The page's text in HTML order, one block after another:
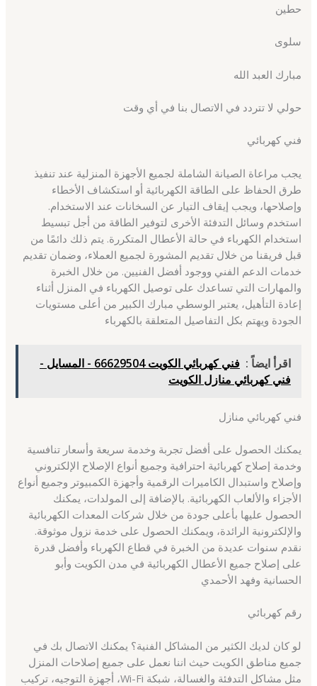
حطين
سلوى
مبارك العبد الله
حولي لا تتردد في الاتصال بنا في أي وقت
فني كهربائي
يجب مراعاة الصيانة الشاملة لجميع الأجهزة المنزلية عند تنفيذ
طرق الحفاظ على الطاقة الكهربائية أو استكشاف الأخطاء
وإصلاحها، ويجب إيقاف التيار عن السخانات عند الاستخدام.
استخدم وسائل التدفئة الأخرى لتوفير الطاقة من أجل تبسيط
استخدام الكهرباء في حالة الأعطال المتكررة. يتم ذلك دائمًا من
قبل فريقنا من خلال تقديم المشورة لجميع العملاء، وضمان تقديم
خدمات الدعم الفني ووجود أفضل الفنيين. من خلال الخبرة
والمهارات التي تساعدك على توصيل الكهرباء في المنزل أثناء
إعادة التأهيل، يعتبر الوسطي مبارك الكبير من أعلى مستويات
الجودة ويهتم بكل التفاصيل المتعلقة بالكهرباء
اقرأ ايضاً :
فني كهربائي الكويت 66629504 - المسايل -
فني كهربائي منازل الكويت
فني كهربائي منازل
يمكنك الحصول على أفضل تجربة وخدمة سريعة وأسعار تنافسية
وخدمة إصلاح كهربائية احترافية وجميع أنواع الإصلاح الإلكتروني
وإصلاح واستبدال الكاميرات الرقمية وأجهزة الكمبيوتر وجميع أنواع
الأجزاء والألعاب الكهربائية. بالإضافة إلى المولدات، يمكنك
الحصول عليها بأعلى جودة من خلال شركات المعدات الكهربائية
والإلكترونية الرائدة، ويمكنك الحصول على خدمة نزول موثوقة.
نقدم سنوات عديدة من الخبرة في قطاع الكهرباء وأفضل قدرة
على إصلاح جميع الأعطال الكهربائية في مدن الكويت وأبو
الحسانية وفهد الأحمدي
رقم كهربائي
لو كان لديك الكثير من المشاكل الفنية؟ يمكنك الاتصال بك في
جميع مناطق الكويت حيث اننا نعمل على جميع إصلاحات المنزل
مثل مشاكل التدفئة والغسالة، شبكة Wi-Fi، أجهزة التوجيه، تركيب